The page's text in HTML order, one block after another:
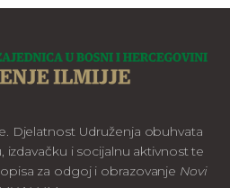
Djelatnost Udruženja obuhvata
i socijalnu aktivnost te
za odgoj i obrazovanje Novi